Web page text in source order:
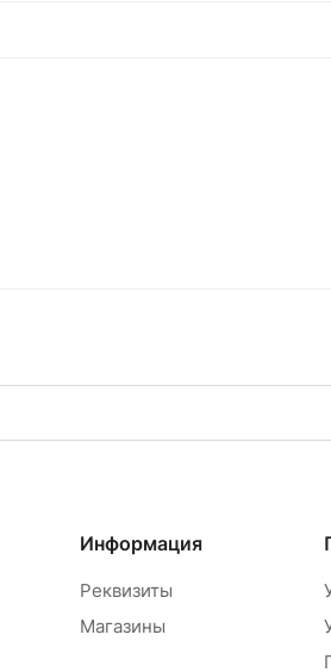
Информация
Реквизиты
Магазины